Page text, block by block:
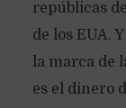
repúblicas
de los EUA.
la marca de
es el dinero